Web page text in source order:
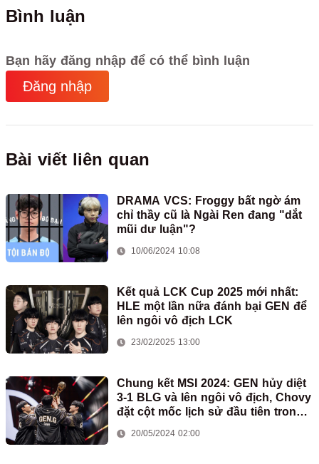
Bình luận
Bạn hãy đăng nhập để có thể bình luận
Đăng nhập
Bài viết liên quan
DRAMA VCS: Froggy bất ngờ ám
chỉ thầy cũ là Ngài Ren đang "dắt
mũi dư luận"?
10/06/2024 10:08
Kết quả LCK Cup 2025 mới nhất:
HLE một lần nữa đánh bại GEN để
lên ngôi vô địch LCK
23/02/2025 13:00
Chung kết MSI 2024: GEN hủy diệt
3-1 BLG và lên ngôi vô địch, Chovy
đặt cột mốc lịch sử đầu tiên trong
20/05/2024 02:00